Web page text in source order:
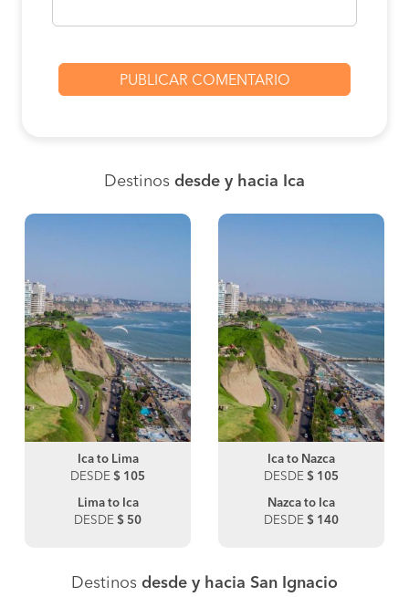
Destinos desde y hacia Ica
Ica to Lima
DESDE $ 105
Lima to Ica
DESDE $ 50
Ica to Nazca
DESDE $ 105
Nazca to Ica
DESDE $ 140
Destinos desde y hacia San Ignacio